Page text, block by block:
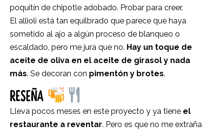
poquitín de chipotle adobado. Probar para creer.
El allioli está tan equilbrado que parece que haya
sometido al ajo a algún proceso de blanqueo o
escaldado, pero me jura que no. Hay un toque de
aceite de oliva en el aceite de girasol y nada
más. Se decoran con pimentón y brotes.
RESEÑA
Lleva pocos meses en este proyecto y ya tiene el
restaurante a reventar. Pero es que no me extraña